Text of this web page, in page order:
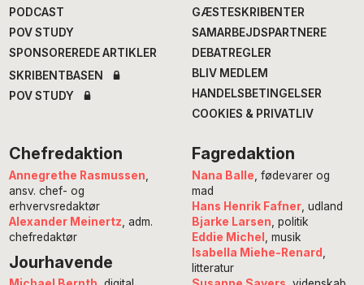
PODCAST
POV STUDY
SPONSOREREDE ARTIKLER
SKRIBENTBASEN
POV STUDY
GÆSTESKRIBENTER
SAMARBEJDSPARTNERE
DEBATREGLER
BLIV MEDLEM
HANDELSBETINGELSER
COOKIES & PRIVATLIV
Chefredaktion
Annegrethe Rasmussen
ansv. chef- og
erhvervsredaktør
Alexander Meinertz , adm.
chefredaktør
Jourhavende
Fagredaktion
Nana Balle , fødevarer og
mad
Hans Henrik Fafner, udland
Bjarke Larsen , politik
Eddie Michel
, musik
Isabella Miehe-Renard
litteratur